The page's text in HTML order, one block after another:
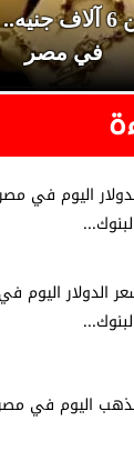
عيار 21 يقترب من
في مصر
اليوم في
الدولار اليوم
اليوم في مصر..